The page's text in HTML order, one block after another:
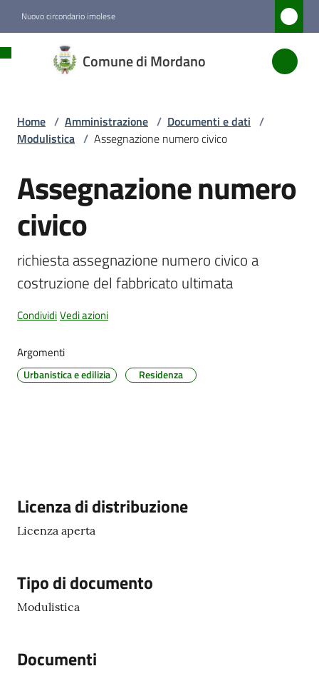
Nuovo circondario imolese
Comune di Mordano
di
Novità
Vivere
Tutti
gli
argomenti
Seguici
Home / Amministrazione / Documenti e dati /
Modulistica / Assegnazione numero civico
Salta al contenuto
Assegnazione numero
civico
richiesta assegnazione numero civico a
costruzione del fabbricato ultimata
CondividiVedi azioni
Argomenti
Urbanistica e edilizia Residenza
Descrizione
Licenza di distribuzione
Licenza aperta
Tipo di documento
Modulistica
Documenti